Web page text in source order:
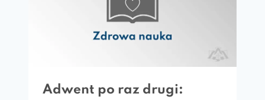
Adwent po raz drugi: